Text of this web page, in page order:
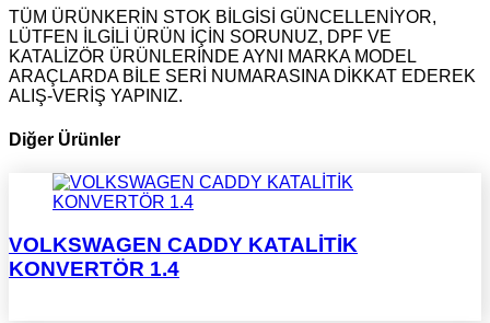
TÜM ÜRÜNKERİN STOK BİLGİSİ GÜNCELLENİYOR,
LÜTFEN İLGİLİ ÜRÜN İÇİN SORUNUZ, DPF VE
KATALİZÖR ÜRÜNLERİNDE AYNI MARKA MODEL
ARAÇLARDA BİLE SERİ NUMARASINA DİKKAT EDEREK
ALIŞ-VERİŞ YAPINIZ.
Diğer Ürünler
VOLKSWAGEN CADDY KATALİTİK
KONVERTÖR 1.4